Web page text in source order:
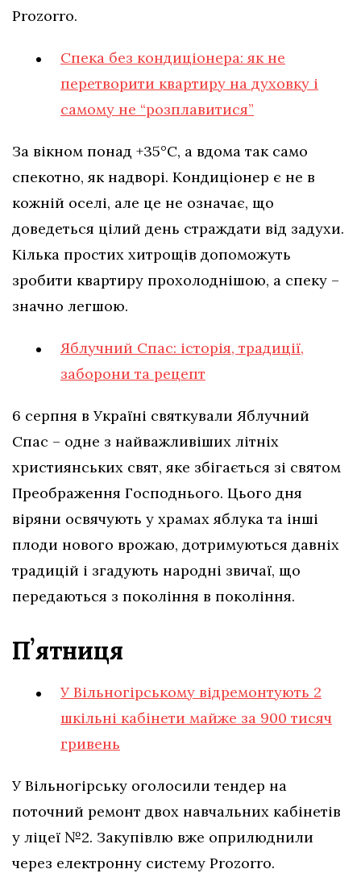
Prozorro.
Спека без кондиціонера: як не
перетворити квартиру на духовку і
самому не “розплавитися”
За вікном понад +35°C, а вдома так само
спекотно, як надворі. Кондиціонер є не в
кожній оселі, але це не означає, що
доведеться цілий день страждати від задухи.
Кілька простих хитрощів допоможуть
зробити квартиру прохолоднішою, а спеку –
значно легшою.
Яблучний Спас: історія, традиції,
заборони та рецепт
6 серпня в Україні святкували Яблучний
Спас – одне з найважливіших літніх
християнських свят, яке збігається зі святом
Преображення Господнього. Цього дня
віряни освячують у храмах яблука та інші
плоди нового врожаю, дотримуються давніх
традицій і згадують народні звичаї, що
передаються з покоління в покоління.
Пʼятниця
У Вільногірському відремонтують 2
шкільні кабінети майже за 900 тисяч
гривень
У Вільногірську оголосили тендер на
поточний ремонт двох навчальних кабінетів
у ліцеї №2. Закупівлю вже оприлюднили
через електронну систему Prozorro.